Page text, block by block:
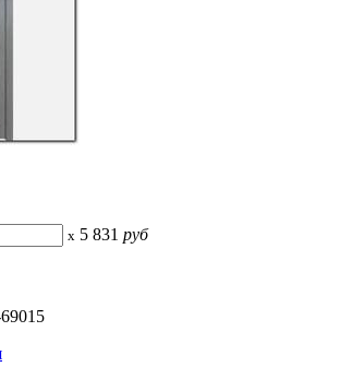
x 5 831 руб